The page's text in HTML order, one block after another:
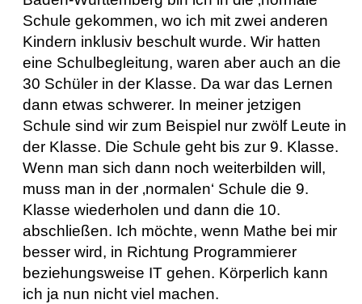
Schule gekommen, wo ich mit zwei anderen
Kindern inklusiv beschult wurde. Wir hatten
eine Schulbegleitung, waren aber auch an die
30 Schüler in der Klasse. Da war das Lernen
dann etwas schwerer. In meiner jetzigen
Schule sind wir zum Beispiel nur zwölf Leute in
der Klasse. Die Schule geht bis zur 9. Klasse.
Wenn man sich dann noch weiterbilden will,
muss man in der ‚normalen‘ Schule die 9.
Klasse wiederholen und dann die 10.
abschließen. Ich möchte, wenn Mathe bei mir
besser wird, in Richtung Programmierer
beziehungsweise IT gehen. Körperlich kann
ich ja nun nicht viel machen.